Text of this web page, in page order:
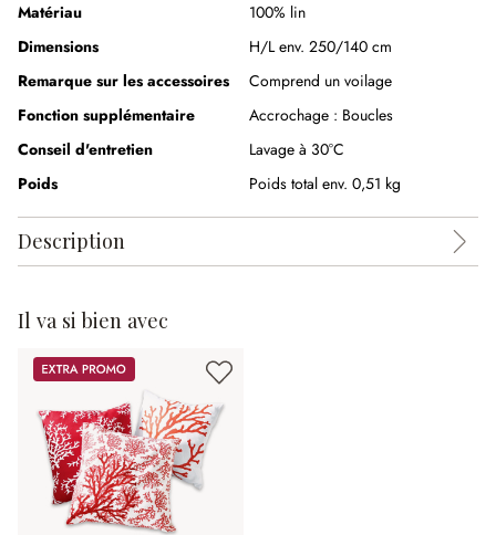
Matériau
100% lin
Dimensions
H/L env. 250/140 cm
Remarque sur les accessoires
Comprend un voilage
Fonction supplémentaire
Accrochage : Boucles
Conseil d'entretien
Lavage à 30°C
Poids
Poids total env. 0,51 kg
Description
Il va si bien avec
Promos